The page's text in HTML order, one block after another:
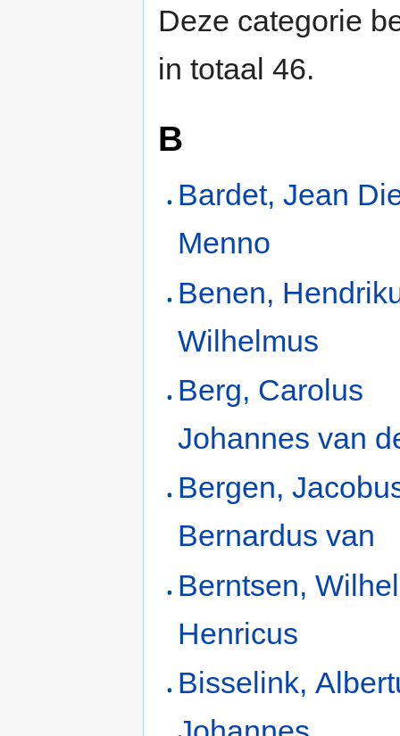
Deze categorie
in totaal 46.
B
Bardet, Jean
Menno
Benen,
Wilhelmus
Berg, Carolus
Johannes van
Bergen,
Bernardus van
Berntsen,
Henricus
Bisselink,